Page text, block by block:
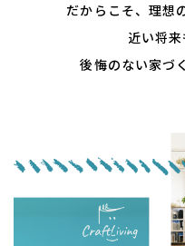
だからこそ、理想
近い将来
後悔のない家づ